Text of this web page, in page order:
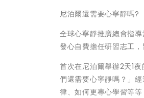
尼泊爾還需要心寧靜嗎?
全球心寧靜推廣總會指
發心自費擔任研習志工，
首次在尼泊爾舉辦2天1
們還需要心寧靜嗎？」
律、如何更專心學習等